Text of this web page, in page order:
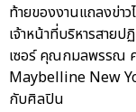
ท้ายของงานแถลงข่า
เจ้าหน้าที่บริหารสาย
เซอร์ คุณกมลพรรณ
Maybelline New
กับศิลปิน